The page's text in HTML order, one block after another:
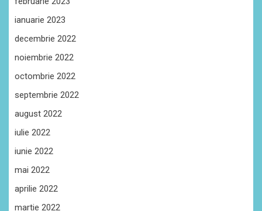
ianuarie 2023
decembrie 2022
noiembrie 2022
octombrie 2022
septembrie 2022
august 2022
iulie 2022
iunie 2022
mai 2022
aprilie 2022
martie 2022